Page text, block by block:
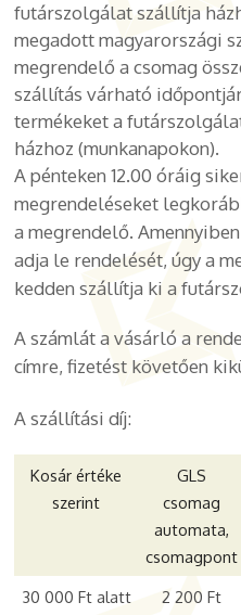
futárszolgálat szállítja
megadott magyarországi
megrendelő a csomag
szállítás várható
termékeket a
házhoz (munkanapokon).
A pénteken 12.00 óráig
megrendeléseket
a megrendelő.
adja le rendelését, úgy a
kedden szállítja ki a
A számlát a vásárló a
címre, fizetést követően
A szállítási díj:
Kosár értéke
szerint
GLS
csomag
automata,
csomagpont
30 000 Ft alatt 2 200 Ft